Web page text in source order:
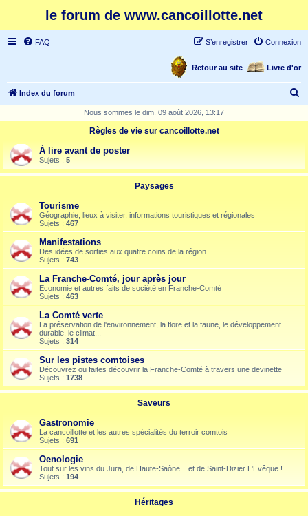
le forum de www.cancoillotte.net
FAQ Connexion
S’enregistrer
Livre d'or
Retour au site
Index du forum
r
Nous sommes le dim. 09 août 2026, 13:17
Règles de vie sur cancoillotte.net
À lire avant de poster
Sujets : 5
Paysages
Tourisme
Géographie, lieux à visiter, informations touristiques et régionales
Sujets : 467
Manifestations
Des idées de sorties aux quatre coins de la région
Sujets : 743
La Franche-Comté, jour après jour
Economie et autres faits de société en Franche-Comté
Sujets : 463
La Comté verte
La préservation de l'environnement, la flore et la faune, le développement
durable, le climat...
Sujets : 314
Sur les pistes comtoises
Découvrez ou faites découvrir la Franche-Comté à travers une devinette
Sujets : 1738
Saveurs
Gastronomie
La cancoillotte et les autres spécialités du terroir comtois
Sujets : 691
Oenologie
Tout sur les vins du Jura, de Haute-Saône... et de Saint-Dizier L'Evêque !
Sujets : 194
Héritages